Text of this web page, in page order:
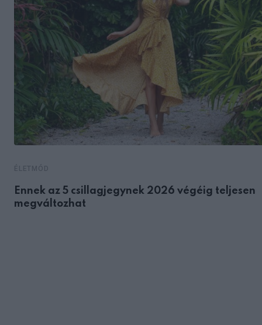
Ennek az 5 csillagjegynek 2026 végéig teljesen
megváltozhat